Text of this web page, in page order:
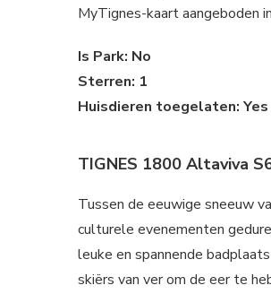
MyTignes-kaart aangeboden
Is Park: No
Sterren: 1
Huisdieren toegelaten: Yes
TIGNES 1800 Altaviva
Tussen de eeuwige sneeuw
culturele evenementen
leuke en spannende
skiërs van ver om de eer te